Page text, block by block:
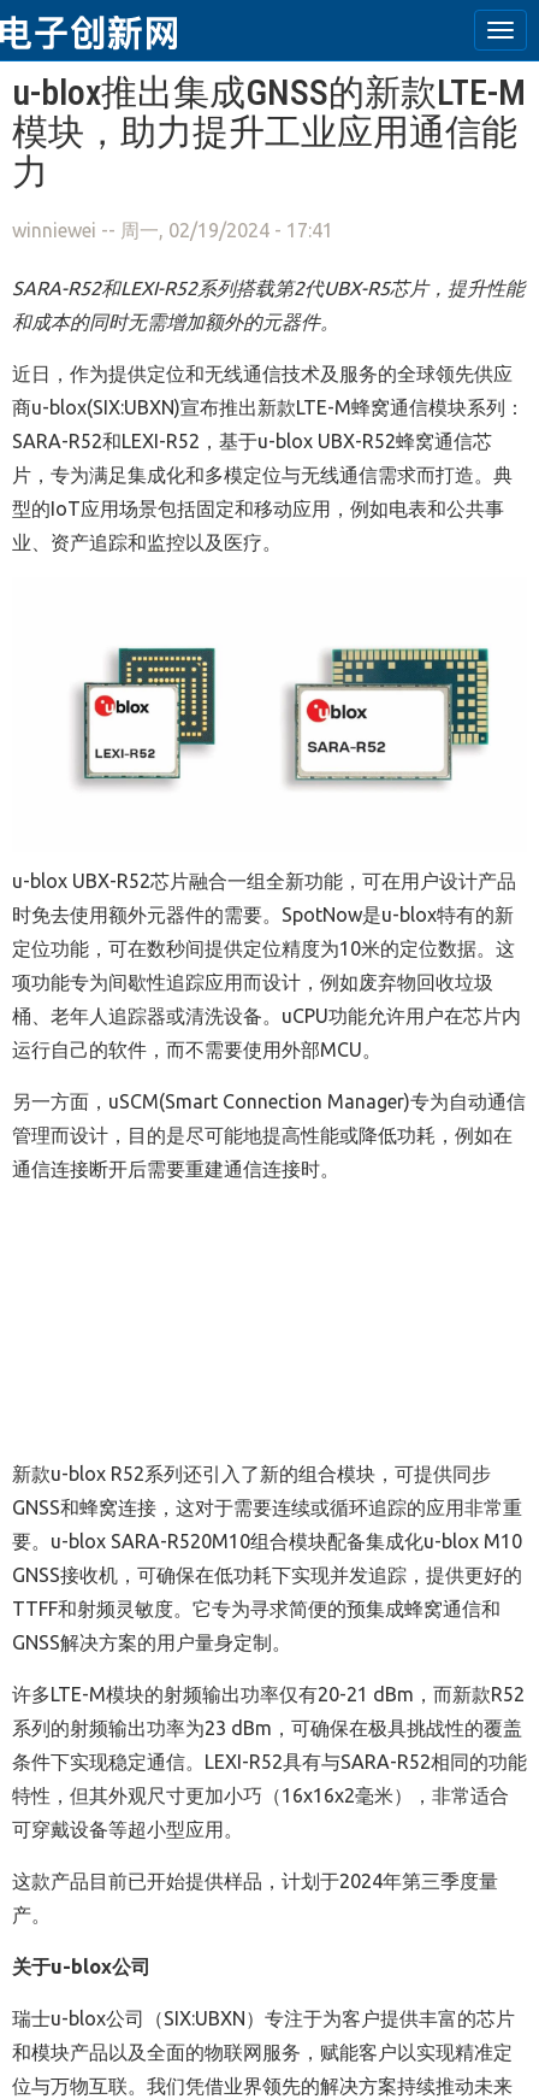
跳转到主要内容
u-blox推出集成GNSS的新款LTE-M
模块，助力提升工业应用通信能
力
winniewei -- 周一, 02/19/2024 - 17:41
SARA-R52和LEXI-R52系列搭载第2代UBX-R5芯片，提升性能
和成本的同时无需增加额外的元器件。
近日，作为提供定位和无线通信技术及服务的全球领先供应
商u-blox(SIX:UBXN)宣布推出新款LTE-M蜂窝通信模块系列：
SARA-R52和LEXI-R52，基于u-blox UBX-R52蜂窝通信芯
片，专为满足集成化和多模定位与无线通信需求而打造。典
型的IoT应用场景包括固定和移动应用，例如电表和公共事
业、资产追踪和监控以及医疗。
u-blox UBX-R52芯片融合一组全新功能，可在用户设计产品
时免去使用额外元器件的需要。SpotNow是u-blox特有的新
定位功能，可在数秒间提供定位精度为10米的定位数据。这
项功能专为间歇性追踪应用而设计，例如废弃物回收垃圾
桶、老年人追踪器或清洗设备。uCPU功能允许用户在芯片内
运行自己的软件，而不需要使用外部MCU。
另一方面，uSCM(Smart Connection Manager)专为自动通信
管理而设计，目的是尽可能地提高性能或降低功耗，例如在
通信连接断开后需要重建通信连接时。
新款u-blox R52系列还引入了新的组合模块，可提供同步
GNSS和蜂窝连接，这对于需要连续或循环追踪的应用非常重
要。u-blox SARA-R520M10组合模块配备集成化u-blox M10
GNSS接收机，可确保在低功耗下实现并发追踪，提供更好的
TTFF和射频灵敏度。它专为寻求简便的预集成蜂窝通信和
GNSS解决方案的用户量身定制。
许多LTE-M模块的射频输出功率仅有20-21 dBm，而新款R52
系列的射频输出功率为23 dBm，可确保在极具挑战性的覆盖
条件下实现稳定通信。LEXI-R52具有与SARA-R52相同的功能
特性，但其外观尺寸更加小巧（16x16x2毫米），非常适合
可穿戴设备等超小型应用。
这款产品目前已开始提供样品，计划于2024年第三季度量
产。
关于u-blox公司
瑞士u-blox公司（SIX:UBXN）专注于为客户提供丰富的芯片
和模块产品以及全面的物联网服务，赋能客户以实现精准定
位与万物互联。我们凭借业界领先的解决方案持续推动未来